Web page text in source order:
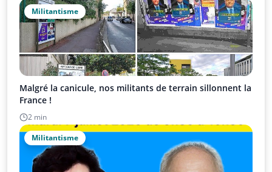
Militantisme
Malgré la canicule, nos militants de terrain sillonnent la
France !
2 min
Militantisme